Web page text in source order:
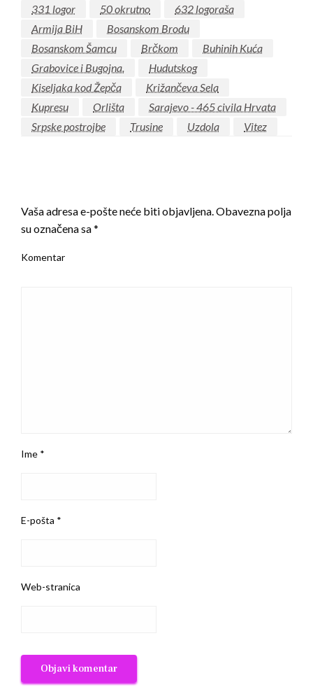
331 logor 50 okrutno
632 logoraša
Armija BiH
Bosanskom Brodu
Bosanskom Šamcu
Brčkom
Buhinih Kuća
Grabovice i Bugojna.
Hudutskog
Kiseljaka kod Žepča
Križančeva Sela
Kupresu
Orlišta
Sarajevo - 465 civila Hrvata
Srpske postrojbe
Trusine Uzdola Vitez
Vaša adresa e-pošte neće biti objavljena.Obavezna polja
su označena sa*
Komentar
Ime *
E-pošta *
Web-stranica